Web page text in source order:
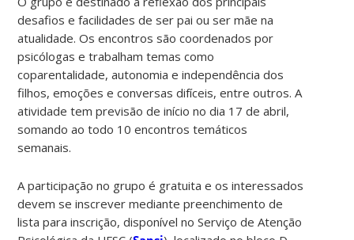
desafios e facilidades de ser pai ou ser mãe na
atualidade. Os encontros são coordenados por
psicólogas e trabalham temas como
coparentalidade, autonomia e independência dos
filhos, emoções e conversas difíceis, entre outros. A
atividade tem previsão de início no dia 17 de abril,
somando ao todo 10 encontros temáticos
semanais.
A participação no grupo é gratuita e os interessados
devem se inscrever mediante preenchimento de
lista para inscrição, disponível no Serviço de Atenção